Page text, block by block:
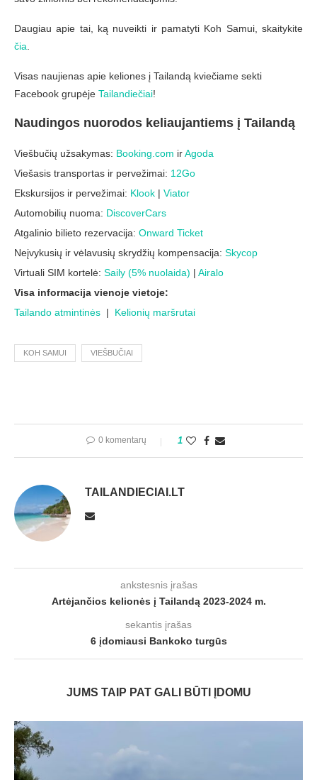
Daugiau apie tai, ką nuveikti ir pamatyti Koh Samui, skaitykite
čia
Visas naujienas apie keliones į Tailandą kviečiame sekti
Facebook grupėje Tailandiečiai!
Naudingos nuorodos keliaujantiems į Tailandą
Viešbučių užsakymas: Booking.com irAgoda
Viešasis transportas ir pervežimai: 12Go
Ekskursijos ir pervežimai: Klook | Viator
Automobilių nuoma: DiscoverCars
Atgalinio bilieto rezervacija: Onward Ticket
Neįvykusių ir vėlavusių skrydžių kompensacija: Skycop
Virtuali SIM kortelė: Saily (5% nuolaida) | Airalo
Visa informacija vienoje vietoje:
Tailando atmintinės | Kelionių maršrutai
KOH SAMUI VIEŠBUČIAI
0 komentarų 1
TAILANDIECIAI.LT
ankstesnis įrašas
Artėjančios kelionės į Tailandą 2023-2024 m.
sekantis įrašas
6 įdomiausi Bankoko turgūs
JUMS TAIP PAT GALI BŪTI ĮDOMU